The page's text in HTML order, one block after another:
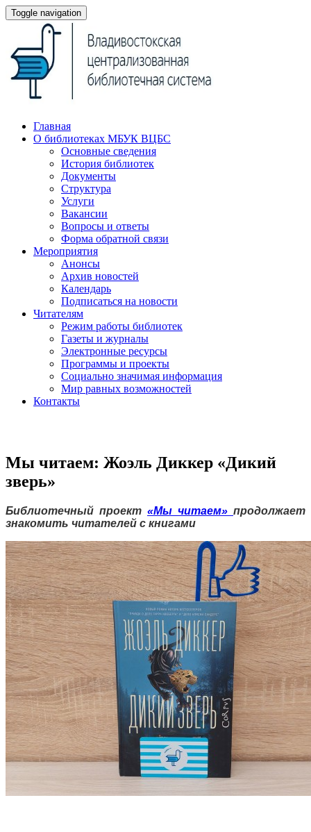
Toggle navigation
Главная
О библиотеках МБУК ВЦБС
Основные сведения
История библиотек
Документы
Структура
Услуги
Вакансии
Вопросы и ответы
Форма обратной связи
Мероприятия
Анонсы
Архив новостей
Календарь
Подписаться на новости
Читателям
Режим работы библиотек
Газеты и журналы
Электронные ресурсы
Программы и проекты
Социально значимая информация
Мир равных возможностей
Контакты
Мы читаем: Жоэль Диккер «Дикий
зверь»
Библиотечный проект «Мы читаем» продолжает
знакомить читателей с книгами